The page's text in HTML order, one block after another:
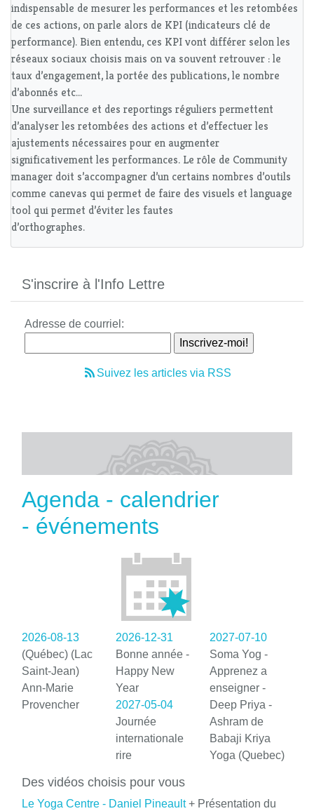
indispensable de mesurer les performances et les retombées
de ces actions, on parle alors de KPI (indicateurs clé de
performance). Bien entendu, ces KPI vont différer selon les
réseaux sociaux choisis mais on va souvent retrouver : le
taux d’engagement, la portée des publications, le nombre
d’abonnés etc…
Une surveillance et des reportings réguliers permettent
d’analyser les retombées des actions et d’effectuer les
ajustements nécessaires pour en augmenter
significativement les performances. Le rôle de Community
manager doit s’accompagner d’un certains nombres d’outils
comme canevas qui permet de faire des visuels et language
tool qui permet d’éviter les fautes
d’orthographes.
S'inscrire à l'Info Lettre
Adresse de courriel:
Suivez les articles via RSS
Agenda - calendrier
- événements
2026-08-13
(Québec) (Lac
Saint-Jean)
Ann-Marie
Provencher
2026-12-31
Bonne année -
Happy New
Year
2027-05-04
Journée
internationale
rire
2027-07-10
Soma Yog -
Apprenez a
enseigner -
Deep Priya -
Ashram de
Babaji Kriya
Yoga (Quebec)
Des vidéos choisis pour vous
Le Yoga Centre - Daniel Pineault+ Présentation du